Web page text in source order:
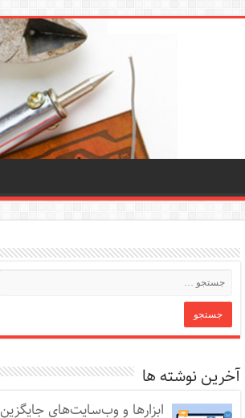
آخرین نوشته ها
ابزارها و وب‌سایت‌های جایگزین